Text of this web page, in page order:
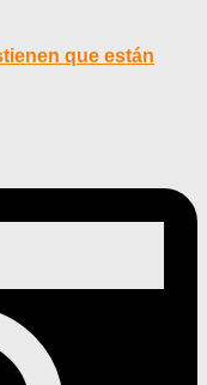
que están